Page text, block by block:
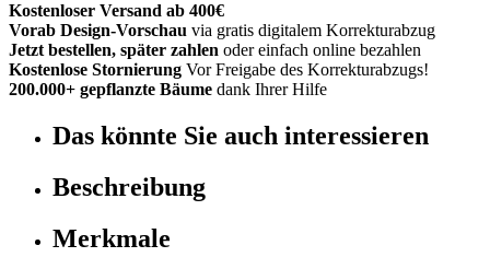
Kostenloser Versand ab 400€
Vorab Design-Vorschau via gratis digitalem Korrekturabzug
Jetzt bestellen, später zahlen oder einfach online bezahlen
Kostenlose Stornierung Vor Freigabe des Korrekturabzugs!
200.000+ gepflanzte Bäume dank Ihrer Hilfe
Das könnte Sie auch interessieren
Beschreibung
Merkmale